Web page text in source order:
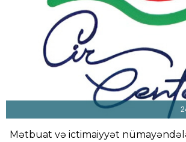
Mətbuat və ictimaiyyət